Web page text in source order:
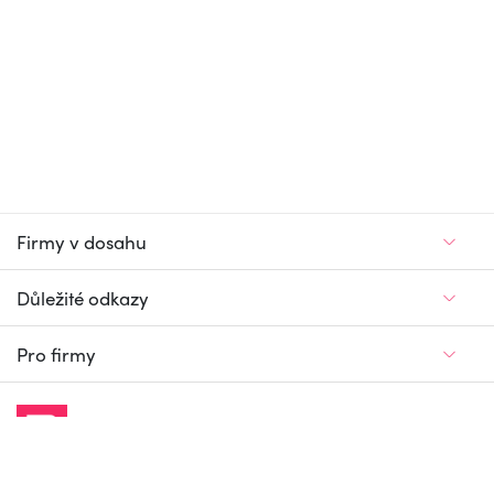
Firmy v dosahu
Důležité odkazy
Pro firmy